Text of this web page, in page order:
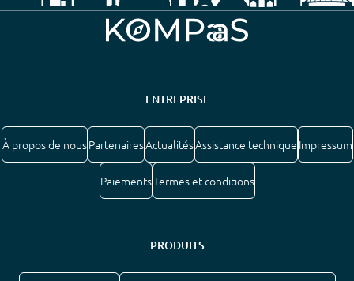
ENTREPRISE
À propos de nousPartenairesActualitésAssistance technique Impressum
PaiementsTermes et conditions
PRODUITS